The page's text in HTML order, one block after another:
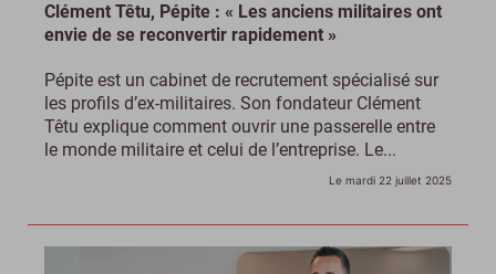
Clément Têtu, Pépite : « Les anciens militaires ont
envie de se reconvertir rapidement »
Pépite est un cabinet de recrutement spécialisé sur
les profils d’ex-militaires. Son fondateur Clément
Têtu explique comment ouvrir une passerelle entre
le monde militaire et celui de l’entreprise. Le...
Le mardi 22 juillet 2025